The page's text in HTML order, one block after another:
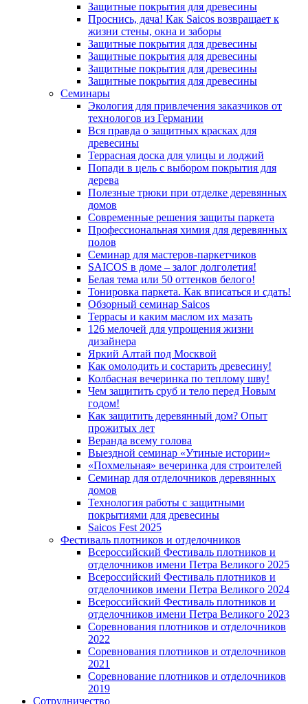
Защитные покрытия для древесины
Проснись, дача! Как Saicos возвращает к
жизни стены, окна и заборы
Защитные покрытия для древесины
Защитные покрытия для древесины
Защитные покрытия для древесины
Защитные покрытия для древесины
Семинары
Экология для привлечения заказчиков от
технологов из Германии
Вся правда о защитных красках для
древесины
Террасная доска для улицы и лоджий
Попади в цель с выбором покрытия для
дерева
Полезные трюки при отделке деревянных
домов
Современные решения защиты паркета
Профессиональная химия для деревянных
полов
Семинар для мастеров-паркетчиков
SAICOS в доме – залог долголетия!
Белая тема или 50 оттенков белого!
Тонировка паркета. Как вписаться и сдать!
Обзорный семинар Saicos
Террасы и каким маслом их мазать
126 мелочей для упрощения жизни
дизайнера
Яркий Алтай под Москвой
Как омолодить и состарить древесину!
Колбасная вечеринка по теплому шву!
Чем защитить сруб и тело перед Новым
годом!
Как защитить деревянный дом? Опыт
прожитых лет
Веранда всему голова
Выездной семинар «Утиные истории»
«Похмельная» вечеринка для строителей
Семинар для отделочников деревянных
домов
Технология работы с защитными
покрытиями для древесины
Saicos Fest 2025
Фестиваль плотников и отделочников
Всероссийский Фестиваль плотников и
отделочников имени Петра Великого 2025
Всероссийский Фестиваль плотников и
отделочников имени Петра Великого 2024
Всероссийский Фестиваль плотников и
отделочников имени Петра Великого 2023
Соревнования плотников и отделочников
2022
Соревнования плотников и отделочников
2021
Соревнование плотников и отделочников
2019
Сотрудничество